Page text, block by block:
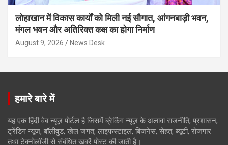
लोहाखान में विकास कार्यों को मिली नई सौगात, आंगनबाड़ी भवन,
मंगल भवन और अतिरिक्त कक्ष का होगा निर्माण
August 9, 2026 News Desk
हमारे बारे में
यह एक हिंदी वेब न्यूज़ पोर्टल है जिसमें ब्रेकिंग न्यूज़ के अलावा राजनीति, प्रशासन,
ट्रेंडिंग न्यूज, बॉलीवुड, खेल जगत, लाइफस्टाइल, बिजनेस, सेहत, ब्यूटी, रोजगार
तथा टेक्नोलॉजी से संबंधित खबरें पोस्ट की जाती है।